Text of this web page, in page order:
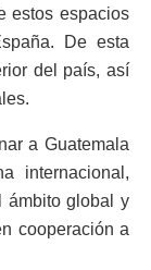
estos espacios
De esta
del país, así
a Guatemala
internacional,
ámbito global y
cooperación a